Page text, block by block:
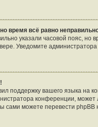
время всё равно
указали часовой пояс,
Уведомите
поддержку вашего языка на
конференции, может
сами можете перевести